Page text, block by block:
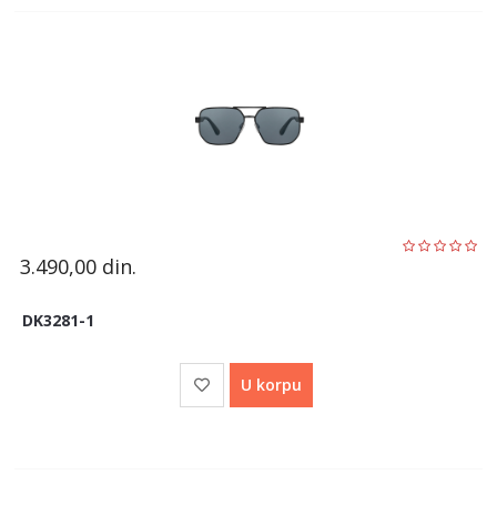
3.490,00 din.
DK3281-1
U korpu